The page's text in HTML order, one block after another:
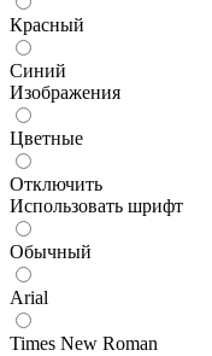
Красный
Синий
Изображения
Цветные
Отключить
Использовать шрифт
Обычный
Arial
Times New Roman